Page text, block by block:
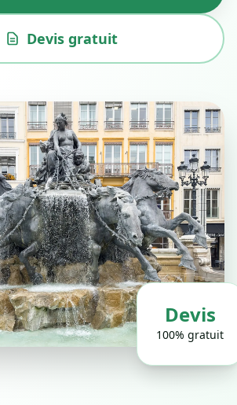
Devis gratuit
Devis
100% gratuit